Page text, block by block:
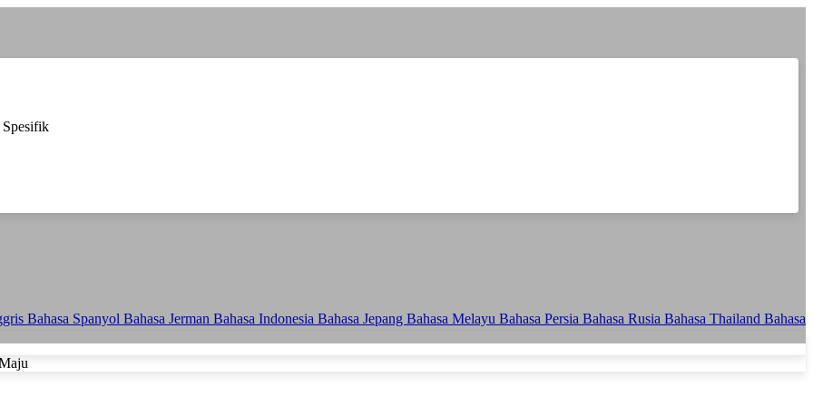
Bahasa Spanyol Bahasa Jerman Bahasa Indonesia Bahasa Jepang Bahasa Melayu Bahasa Persia Bahasa Rusia Bahasa Thailand Bahasa
Spesifik